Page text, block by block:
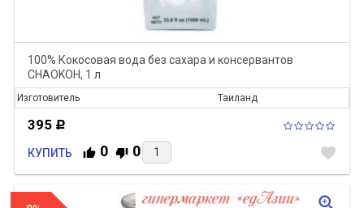
100% Кокосовая вода без сахара и консервантов
CHAOKOH, 1 л
Изготовитель Таиланд
395 Р
КУПИТЬ 0 0 favorite
zoom_in